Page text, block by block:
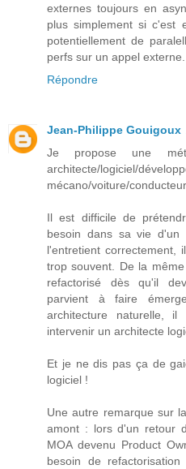
externes toujours en
plus simplement si c'est
potentiellement de
perfs sur un appel externe.
Répondre
Jean-Philippe Gouigoux
Je propose une
architecte/
mécano/voiture/conducteur.
Il est difficile de
besoin dans sa vie d'un
l'entretient correctement,
trop souvent. De la
refactorisé dès qu'il
parvient à faire
architecture naturelle,
intervenir un architecte
Et je ne dis pas ça de
logiciel !
Une autre remarque sur
amont : lors d'un retour
MOA devenu Product
besoin de